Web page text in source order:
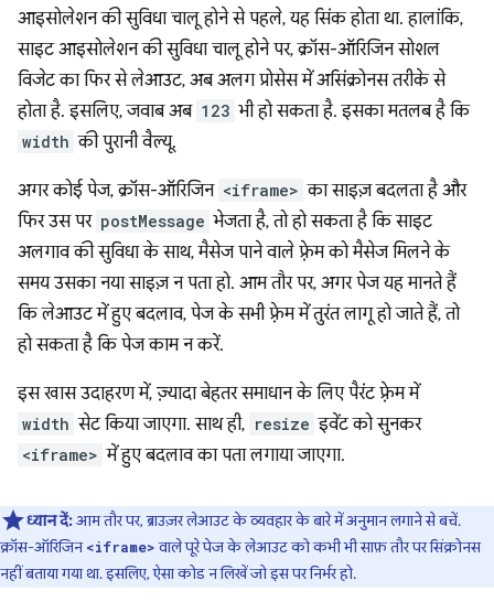
आइसोलेशन की सुविधा चालू होने से पहले, यह सिंक होता था. हालांकि,
साइट आइसोलेशन की सुविधा चालू होने पर, क्रॉस-ऑरिजिन सोशल
विजेट का फिर से लेआउट, अब अलग प्रोसेस में असिंक्रोनस तरीके से
होता है. इसलिए, जवाब अब 123 भी हो सकता है. इसका मतलब है कि
width की पुरानी वैल्यू.
अगर कोई पेज, क्रॉस-ऑरिजिन <iframe> का साइज़ बदलता है और
फिर उस पर postMessage भेजता है, तो हो सकता है कि साइट
अलगाव की सुविधा के साथ, मैसेज पाने वाले फ़्रेम को मैसेज मिलने के
समय उसका नया साइज़ न पता हो. आम तौर पर, अगर पेज यह मानते हैं
कि लेआउट में हुए बदलाव, पेज के सभी फ़्रेम में तुरंत लागू हो जाते हैं, तो
हो सकता है कि पेज काम न करें.
इस खास उदाहरण में, ज़्यादा बेहतर समाधान के लिए पैरंट फ़्रेम में
width सेट किया जाएगा. साथ ही, resize इवेंट को सुनकर
<iframe> में हुए बदलाव का पता लगाया जाएगा.
ध्यान दें:आम तौर पर, ब्राउज़र लेआउट के व्यवहार के बारे में अनुमान लगाने से बचें.
क्रॉस-ऑरिजिन<iframe>वाले पूरे पेज के लेआउट को कभी भी साफ़ तौर पर सिंक्रोनस
नहीं बताया गया था. इसलिए, ऐसा कोड न लिखें जो इस पर निर्भर हो.